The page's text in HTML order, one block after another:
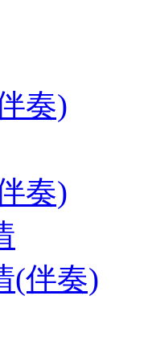
奏)
奏)
(伴奏)